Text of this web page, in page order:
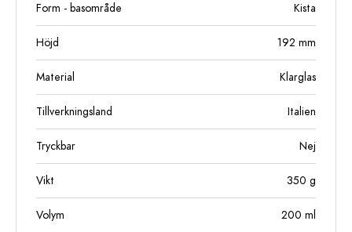
Form - basområde Kista
Höjd 192 mm
Material Klarglas
Tillverkningsland Italien
Tryckbar Nej
Vikt 350 g
Volym 200 ml